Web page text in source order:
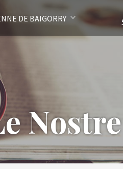
DE BAIGORRY